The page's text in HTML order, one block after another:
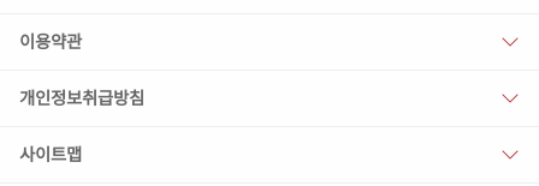
이용약관
개인정보취급방침
사이트맵